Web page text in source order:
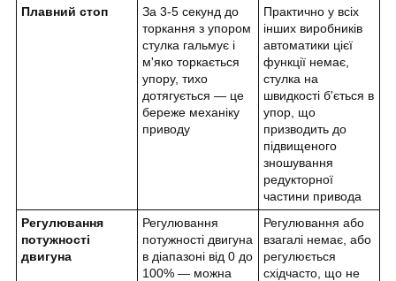
Плавний стоп
За 3-5 секунд до
торкання з упором
стулка гальмує і
м'яко торкається
упору, тихо
дотягується — це
береже механіку
приводу
Практично у всіх
інших виробників
автоматики цієї
функції немає,
стулка на
швидкості б'ється в
упор, що
призводить до
підвищеного
зношування
редукторної
частини привода
Регулювання
потужності
двигуна
Регулювання
потужності двигуна
в діапазоні від 0 до
100% — можна
Регулювання або
взагалі немає, або
регулюється
східчасто, що не